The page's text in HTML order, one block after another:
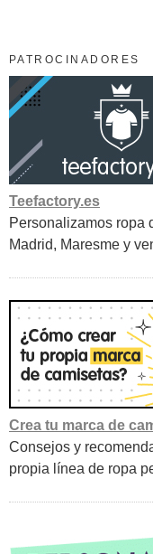
PATROCINADORES
Teefactory.es
Personalizamos ropa
Madrid, Maresme y
Crea tu marca de
Consejos y
propia línea de ropa